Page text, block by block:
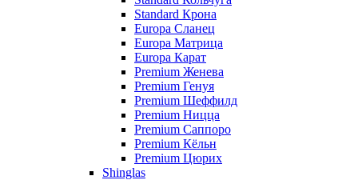
Standard Крона
Europa Сланец
Europa Матрица
Europa Карат
Premium Женева
Premium Генуя
Premium Шеффилд
Premium Ницца
Premium Саппоро
Premium Кёльн
Premium Цюрих
Shinglas